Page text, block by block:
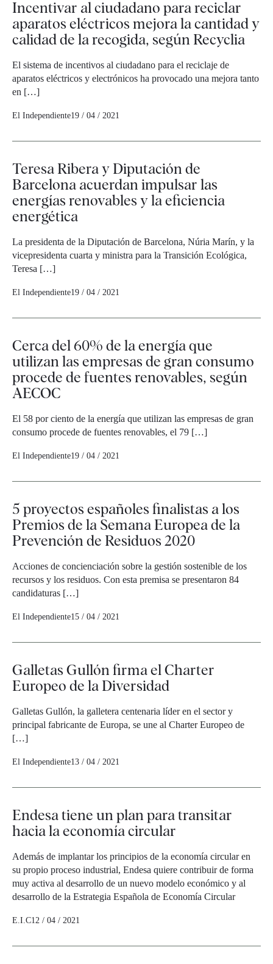
Incentivar al ciudadano para reciclar
aparatos eléctricos mejora la cantidad y
calidad de la recogida, según Recyclia
El sistema de incentivos al ciudadano para el reciclaje de
aparatos eléctricos y electrónicos ha provocado una mejora tanto
en […]
El Independiente19 / 04 / 2021
Teresa Ribera y Diputación de
Barcelona acuerdan impulsar las
energías renovables y la eficiencia
energética
La presidenta de la Diputación de Barcelona, Núria Marín, y la
vicepresidenta cuarta y ministra para la Transición Ecológica,
Teresa […]
El Independiente19 / 04 / 2021
Cerca del 60% de la energía que
utilizan las empresas de gran consumo
procede de fuentes renovables, según
AECOC
El 58 por ciento de la energía que utilizan las empresas de gran
consumo procede de fuentes renovables, el 79 […]
El Independiente19 / 04 / 2021
5 proyectos españoles finalistas a los
Premios de la Semana Europea de la
Prevención de Residuos 2020
Acciones de concienciación sobre la gestión sostenible de los
recursos y los residuos. Con esta premisa se presentaron 84
candidaturas […]
El Independiente15 / 04 / 2021
Galletas Gullón firma el Charter
Europeo de la Diversidad
Galletas Gullón, la galletera centenaria líder en el sector y
principal fabricante de Europa, se une al Charter Europeo de
[…]
El Independiente13 / 04 / 2021
Endesa tiene un plan para transitar
hacia la economía circular
Además de implantar los principios de la economía circular en
su propio proceso industrial, Endesa quiere contribuir de forma
muy activa al desarrollo de un nuevo modelo económico y al
desarrollo de la Estrategia Española de Economía Circular
E.I.C12 / 04 / 2021